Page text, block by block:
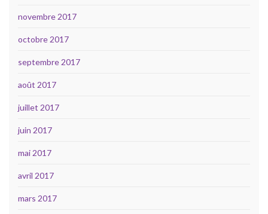
novembre 2017
octobre 2017
septembre 2017
août 2017
juillet 2017
juin 2017
mai 2017
avril 2017
mars 2017